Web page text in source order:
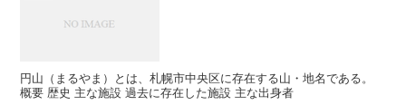
円山（まるやま）とは、札幌市中央区に存在する山・地名である。
概要 歴史 主な施設 過去に存在した施設 主な出身者